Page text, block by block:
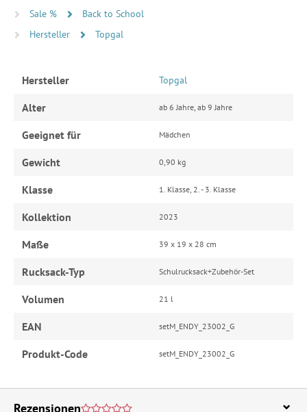
Sale %
Back to School
Hersteller
Topgal
Hersteller Topgal
Alter ab 6 Jahre, ab 9 Jahre
Geeignet für Mädchen
Gewicht 0,90 kg
Klasse 1. Klasse, 2. - 3. Klasse
Kollektion 2023
Maße 39 x 19 x 28 cm
Rucksack-Typ Schulrucksack+Zubehör-Set
Volumen 21 l
EAN setM_ENDY_23002_G
Produkt-Code setM_ENDY_23002_G
Rezensionen